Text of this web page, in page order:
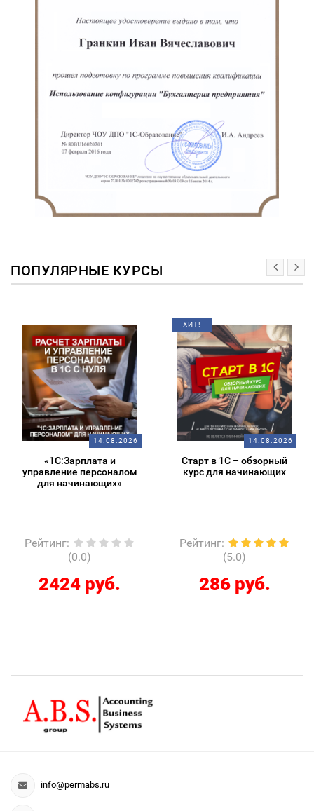
ПОПУЛЯРНЫЕ КУРСЫ
14.08.2026
«1С:Зарплата и
управление персоналом
для начинающих»
Рейтинг:
(0.0)
2424 руб.
ХИТ!
14.08.2026
Старт в 1С – обзорный
курс для начинающих
Рейтинг:
(5.0)
286 руб.
info@permabs.ru